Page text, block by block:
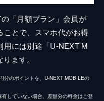
「月額プラン」会員が
とで、スマホ代がお得
用には別途「U-NEXT M
ます。
分のポイントを、U-NEXT MOBILEの
していない場合、差額分の料金はご登